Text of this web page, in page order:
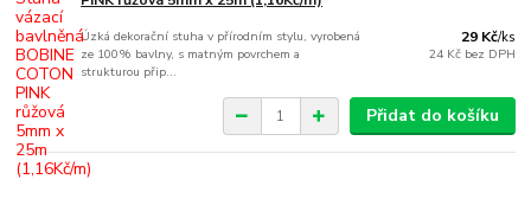
Úzká dekorační stuha v přírodním stylu, vyrobená
ze 100% bavlny, s matným povrchem a
strukturou přip...
29 Kč/ks
24 Kč bez DPH
Přidat do košíku